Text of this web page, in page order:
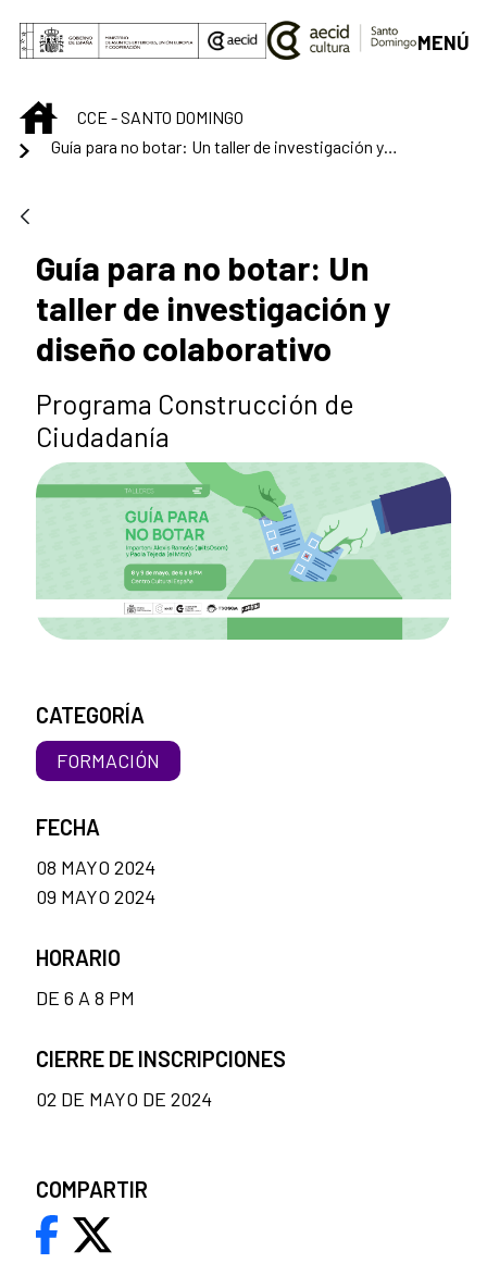
Saltar al contenido principal
MENÚ
INICIOCCE - SANTO DOMINGO
Guía para no botar: Un taller de investigación y diseño colaborativo
Guía para no botar: Un
taller de investigación y
diseño colaborativo
Programa Construcción de
Ciudadanía
CATEGORÍA
FORMACIÓN
FECHA
08 MAYO 2024
09 MAYO 2024
HORARIO
DE 6 A 8 PM
CIERRE DE INSCRIPCIONES
02 DE MAYO DE 2024
COMPARTIR